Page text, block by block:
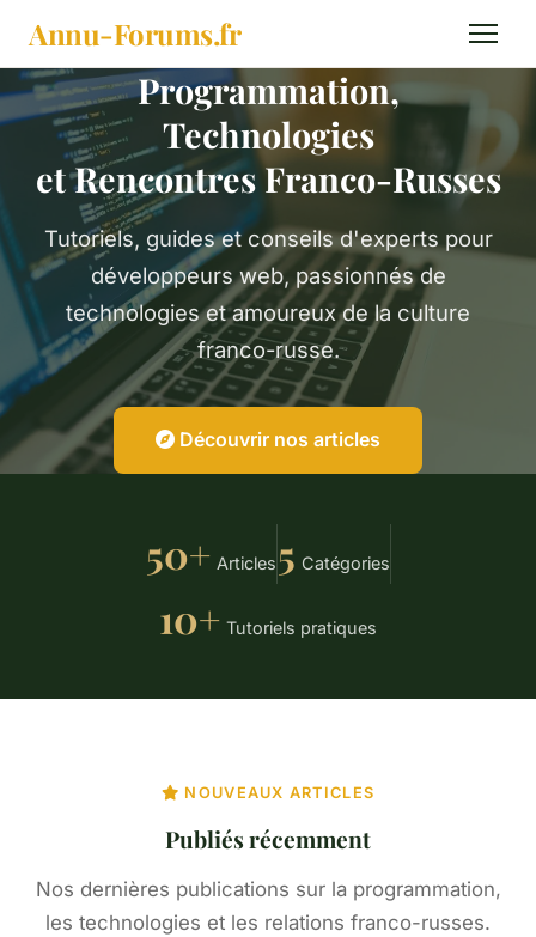
Annu-Forums.fr
Programmation,
Technologies
et Rencontres Franco-Russes
Tutoriels, guides et conseils d'experts pour
développeurs web, passionnés de
technologies et amoureux de la culture
franco-russe.
Découvrir nos articles
50+ Articles 5 Catégories
10+ Tutoriels pratiques
NOUVEAUX ARTICLES
Publiés récemment
Nos dernières publications sur la programmation,
les technologies et les relations franco-russes.